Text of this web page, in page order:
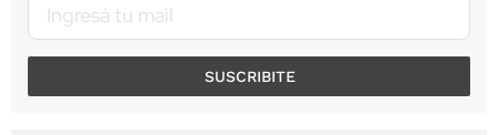
SUSCRIBITE